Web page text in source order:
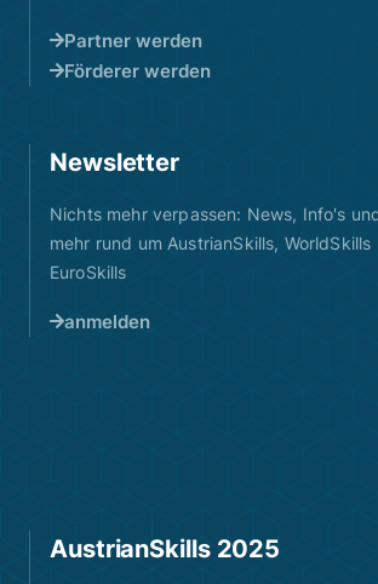
Partner werden
Förderer werden
Newsletter
Nichts mehr verpassen: News, Info's
mehr rund um AustrianSkills, WorldSkills
EuroSkills
anmelden
AustrianSkills 2025